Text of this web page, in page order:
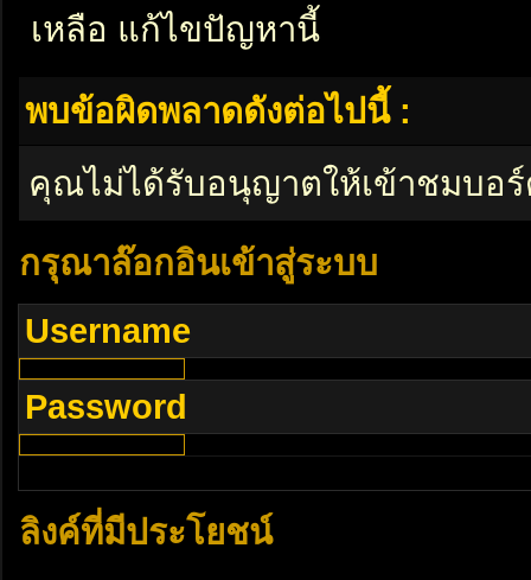
เหลือ แก้ไขปัญหานี้
พบข้อผิดพลาดดังต่อไปนี้ :
คุณไม่ได้รับอนุญาตให้เข้าชมบอ
กรุณาล๊อกอินเข้าสู่ระบบ
Username
Password
ลิงค์ที่มีประโยชน์